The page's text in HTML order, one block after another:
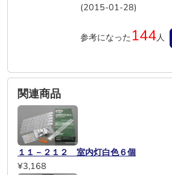
(2015-01-28)
参考になった 144人
関連商品
１１－２１２ 室内灯白色６個
¥3,168